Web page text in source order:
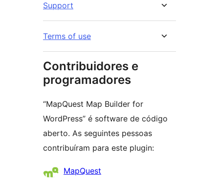
Support
Terms of use
Contribuidores e
programadores
“MapQuest Map Builder for
WordPress” é software de código
aberto. As seguintes pessoas
contribuíram para este plugin:
Contribuidores
MapQuest